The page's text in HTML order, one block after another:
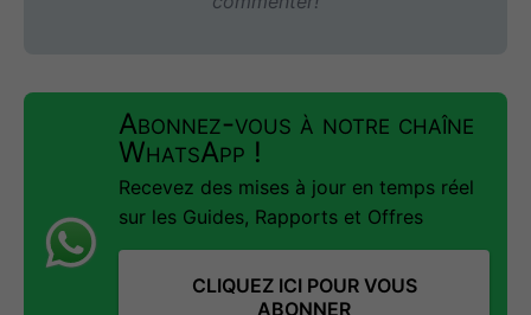
Abonnez-vous à notre chaîne
WhatsApp !
Recevez des mises à jour en temps réel
sur les Guides, Rapports et Offres
CLIQUEZ ICI POUR VOUS
ABONNER